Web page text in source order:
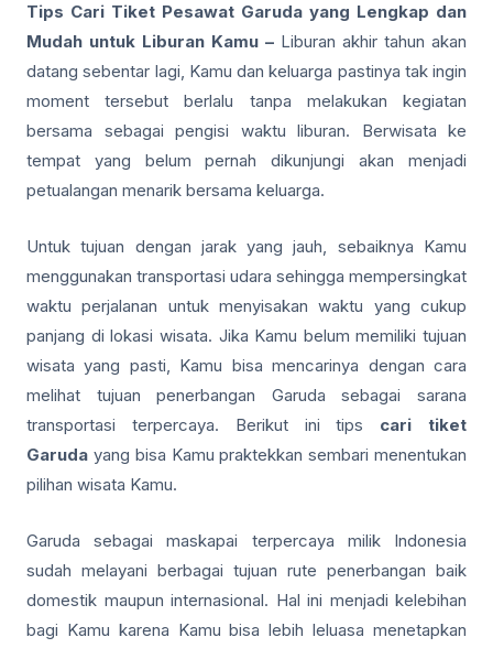
Tips Cari Tiket Pesawat Garuda yang Lengkap dan
Mudah untuk Liburan Kamu – Liburan akhir tahun akan
datang sebentar lagi, Kamu dan keluarga pastinya tak ingin
moment tersebut berlalu tanpa melakukan kegiatan
bersama sebagai pengisi waktu liburan. Berwisata ke
tempat yang belum pernah dikunjungi akan menjadi
petualangan menarik bersama keluarga.
Untuk tujuan dengan jarak yang jauh, sebaiknya Kamu
menggunakan transportasi udara sehingga mempersingkat
waktu perjalanan untuk menyisakan waktu yang cukup
panjang di lokasi wisata. Jika Kamu belum memiliki tujuan
wisata yang pasti, Kamu bisa mencarinya dengan cara
melihat tujuan penerbangan Garuda sebagai sarana
transportasi terpercaya. Berikut ini tips cari tiket
Garuda yang bisa Kamu praktekkan sembari menentukan
pilihan wisata Kamu.
Garuda sebagai maskapai terpercaya milik Indonesia
sudah melayani berbagai tujuan rute penerbangan baik
domestik maupun internasional. Hal ini menjadi kelebihan
bagi Kamu karena Kamu bisa lebih leluasa menetapkan